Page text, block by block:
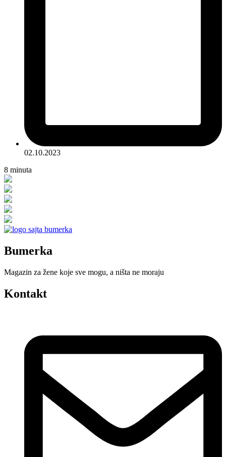
02.10.2023
8 minuta
Bumerka
Magazin za žene koje sve mogu, a ništa ne moraju
Kontakt